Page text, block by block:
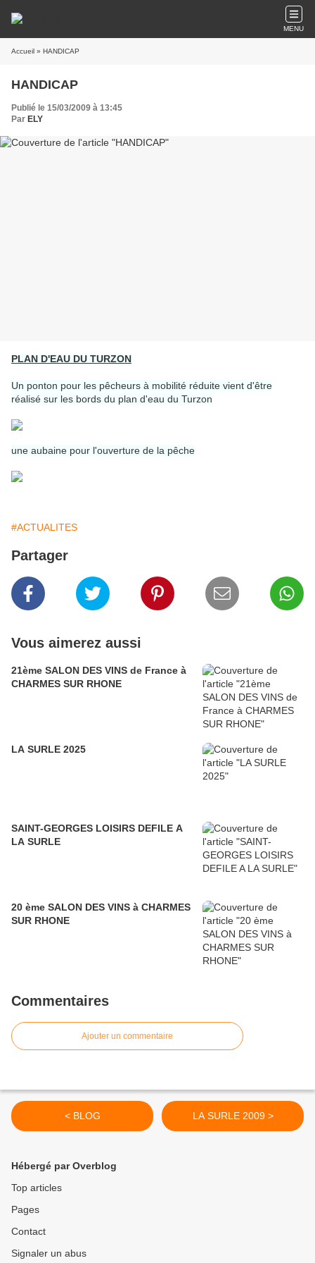
MENU
Accueil » HANDICAP
HANDICAP
Publié le 15/03/2009 à 13:45
Par ELY
PLAN D'EAU DU TURZON
Un ponton pour les pêcheurs à mobilité réduite vient d'être
réalisé sur les bords du plan d'eau du Turzon
une aubaine pour l'ouverture de la pêche
#ACTUALITES
Partager
Vous aimerez aussi
21ème SALON DES VINS de France à
CHARMES SUR RHONE
LA SURLE 2025
SAINT-GEORGES LOISIRS DEFILE A
LA SURLE
20 ème SALON DES VINS à CHARMES
SUR RHONE
Commentaires
Ajouter un commentaire
< BLOG LA SURLE 2009 >
Hébergé par Overblog
Top articles
Pages
Contact
Signaler un abus